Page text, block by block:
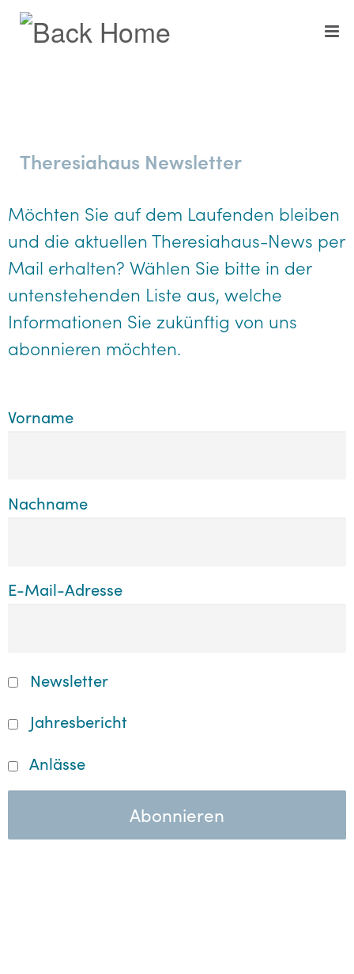
Skip to content
Theresiahaus Newsletter
Möchten Sie auf dem Laufenden bleiben
und die aktuellen Theresiahaus-News per
Mail erhalten? Wählen Sie bitte in der
untenstehenden Liste aus, welche
Informationen Sie zukünftig von uns
abonnieren möchten.
Vorname
Nachname
E-Mail-Adresse
Newsletter
Jahresbericht
Anlässe